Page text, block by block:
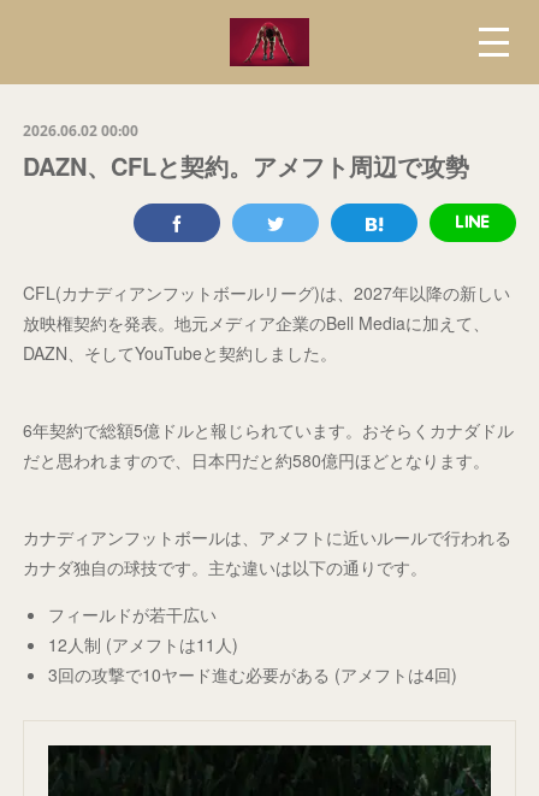
2026.06.02 00:00
DAZN、CFLと契約。アメフト周辺で攻勢
CFL(カナディアンフットボールリーグ)は、2027年以降の新しい
放映権契約を発表。地元メディア企業のBell Mediaに加えて、
DAZN、そしてYouTubeと契約しました。
6年契約で総額5億ドルと報じられています。おそらくカナダドル
だと思われますので、日本円だと約580億円ほどとなります。
カナディアンフットボールは、アメフトに近いルールで行われる
カナダ独自の球技です。主な違いは以下の通りです。
フィールドが若干広い
12人制 (アメフトは11人)
3回の攻撃で10ヤード進む必要がある (アメフトは4回)